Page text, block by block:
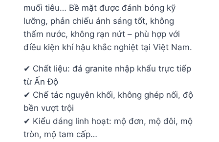
muối tiêu… Bề mặt được đánh bóng kỹ
lưỡng, phản chiếu ánh sáng tốt, không
thấm nước, không rạn nứt – phù hợp với
điều kiện khí hậu khắc nghiệt tại Việt Nam.
✔ Chất liệu: đá granite nhập khẩu trực tiếp
từ Ấn Độ
✔ Chế tác nguyên khối, không ghép nối, độ
bền vượt trội
✔ Kiểu dáng linh hoạt: mộ đơn, mộ đôi, mộ
tròn, mộ tam cấp…